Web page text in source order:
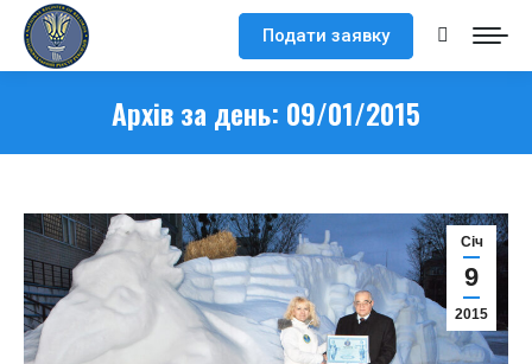
Подати заявку Search:
Архів за день: 09/01/2015
Cіч
9
2015